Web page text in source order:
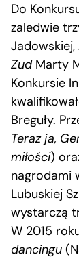
Do
zaledwie
Jadowskiej,
ZudMarty
Konkursie
Breguły.
Teraz ja,
miłości)
nagrodami
Lubuskiej
wystarczą
W 2015
dancingu